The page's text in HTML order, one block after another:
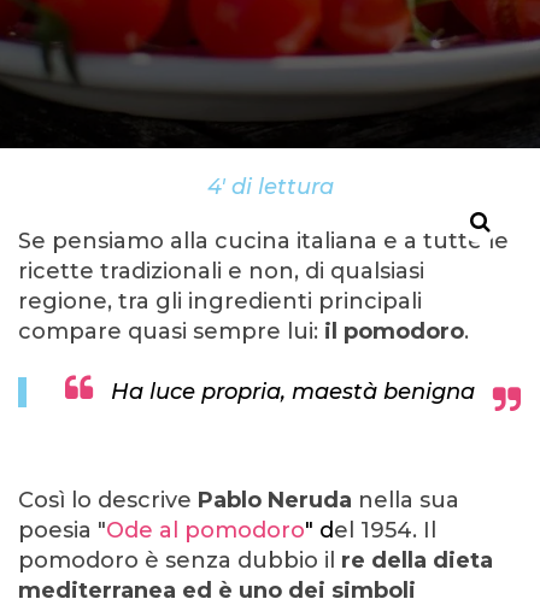
4' di lettura
Se pensiamo alla cucina italiana e a tutte le
ricette tradizionali e non, di qualsiasi
regione, tra gli ingredienti principali
compare quasi sempre lui: il pomodoro.
Ha luce propria, maestà benigna
Così lo descrive Pablo Neruda nella sua
poesia "Ode al pomodoro" del 1954. Il
pomodoro è senza dubbio il re della dieta
mediterranea ed è uno dei simboli